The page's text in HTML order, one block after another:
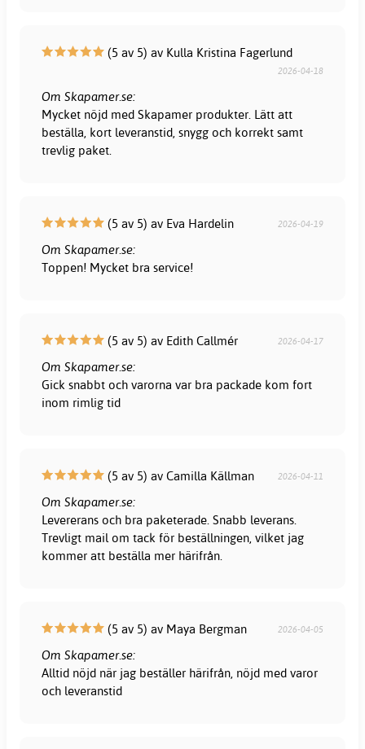
(5 av 5) av Kulla Kristina Fagerlund
2026-04-18
Om Skapamer.se:
Mycket nöjd med Skapamer produkter. Lätt att
beställa, kort leveranstid, snygg och korrekt samt
trevlig paket.
(5 av 5) av Eva Hardelin 2026-04-19
Om Skapamer.se:
Toppen! Mycket bra service!
(5 av 5) av Edith Callmér 2026-04-17
Om Skapamer.se:
Gick snabbt och varorna var bra packade kom fort
inom rimlig tid
(5 av 5) av Camilla Källman 2026-04-11
Om Skapamer.se:
Levererans och bra paketerade. Snabb leverans.
Trevligt mail om tack för beställningen, vilket jag
kommer att beställa mer härifrån.
(5 av 5) av Maya Bergman 2026-04-05
Om Skapamer.se:
Alltid nöjd när jag beställer härifrån, nöjd med varor
och leveranstid